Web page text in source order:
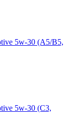
5w-30 (A5/B5,
5w-30 (C3,